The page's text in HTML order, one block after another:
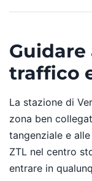
Guidare
traffico
La stazione di
zona ben
tangenziale e
ZTL nel centro
entrare in